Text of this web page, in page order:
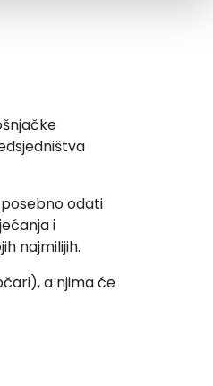
odati
i
najmilijih.
a njima će